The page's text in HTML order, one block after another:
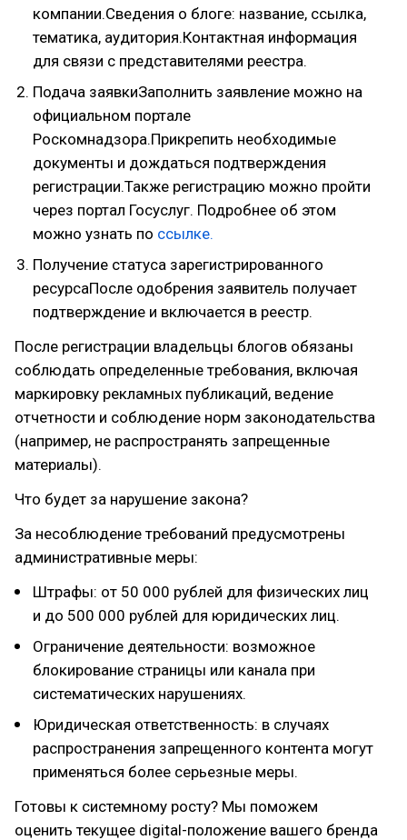
компании.Сведения о блоге: название, ссылка,
тематика, аудитория.Контактная информация
для связи с представителями реестра.
Подача заявкиЗаполнить заявление можно на
официальном портале
Роскомнадзора.Прикрепить необходимые
документы и дождаться подтверждения
регистрации.Также регистрацию можно пройти
через портал Госуслуг. Подробнее об этом
можно узнать по ссылке.
Получение статуса зарегистрированного
ресурсаПосле одобрения заявитель получает
подтверждение и включается в реестр.
После регистрации владельцы блогов обязаны
соблюдать определенные требования, включая
маркировку рекламных публикаций, ведение
отчетности и соблюдение норм законодательства
(например, не распространять запрещенные
материалы).
Что будет за нарушение закона?
За несоблюдение требований предусмотрены
административные меры:
Штрафы: от 50 000 рублей для физических лиц
и до 500 000 рублей для юридических лиц.
Ограничение деятельности: возможное
блокирование страницы или канала при
систематических нарушениях.
Юридическая ответственность: в случаях
распространения запрещенного контента могут
применяться более серьезные меры.
Готовы к системному росту? Мы поможем
оценить текущее digital-положение вашего бренда